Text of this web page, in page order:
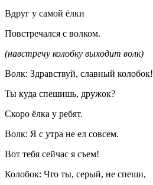
Вдруг у самой ёлки
Повстречался с волком.
(навстречу колобку выходит волк)
Волк: Здравствуй, славный колобок!
Ты куда спешишь, дружок?
Скоро ёлка у ребят.
Волк: Я с утра не ел совсем.
Вот тебя сейчас я съем!
Колобок: Что ты, серый, не спеши,